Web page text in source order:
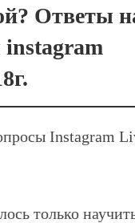
Ответы
Instagram
только